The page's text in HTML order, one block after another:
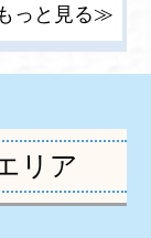
っと見る≫
リア